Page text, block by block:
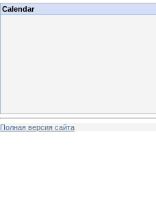
Calendar
Полная версия сайта